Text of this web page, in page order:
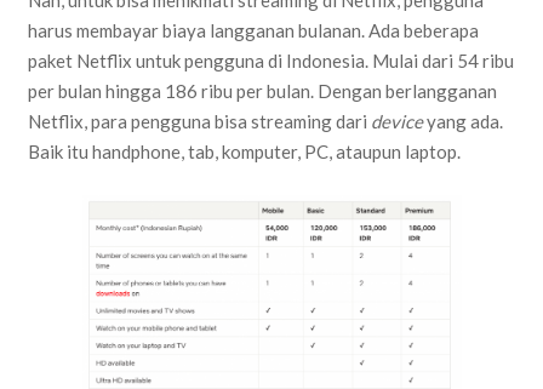
harus membayar biaya langganan bulanan. Ada beberapa
paket Netflix untuk pengguna di Indonesia. Mulai dari 54 ribu
per bulan hingga 186 ribu per bulan. Dengan berlangganan
Netflix, para pengguna bisa streaming dari deviceyang ada.
Baik itu handphone, tab, komputer, PC, ataupun laptop.